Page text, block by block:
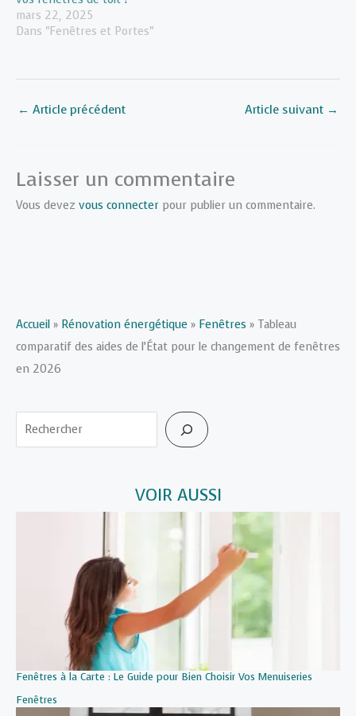
mars 22, 2025
Dans "Fenêtres et Portes"
← Article précédent Article suivant →
Laisser un commentaire
Vous devez vous connecter pour publier un commentaire.
Accueil » Rénovation énergétique » Fenêtres » Tableau
comparatif des aides de l’État pour le changement de fenêtres
en 2026
Rechercher
VOIR AUSSI
Fenêtres à la Carte : Le Guide pour Bien Choisir Vos Menuiseries
Par rapport à
Fenêtres